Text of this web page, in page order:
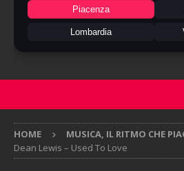
Piacenza
Lombardia
HOME MUSICA, IL RITMO CHE
Dean Lewis – Used To Love